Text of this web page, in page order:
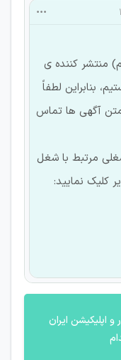
منتشر کننده ی
بنابراین لطفاً
آگهی ها تماس
مرتبط با شغل
کلیک نمایید:
و اپلیکیشن ایران